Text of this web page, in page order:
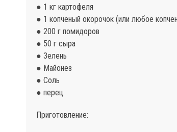
● 1 кг картофеля
● 1 копченый окорочок (или любое
● 200 г помидоров
● 50 г сыра
● Зелень
● Майонез
● Соль
● перец
Приготовление: